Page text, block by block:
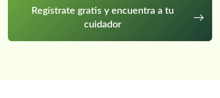
Regístrate gratis y encuentra a tu
cuidador